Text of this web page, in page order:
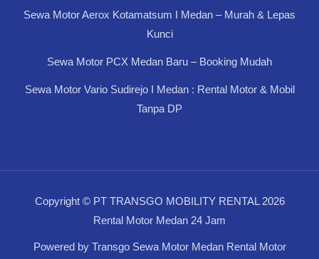
Sewa Motor Aerox Kotamatsum I Medan – Murah & Lepas
Kunci
Sewa Motor PCX Medan Baru – Booking Mudah
Sewa Motor Vario Sudirejo I Medan : Rental Motor & Mobil
Tanpa DP
Copyright © PT TRANSGO MOBILITY RENTAL 2026
Rental Motor Medan 24 Jam
Powered by Transgo Sewa Motor Medan Rental Motor